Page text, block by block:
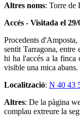
Altres noms: Torre de
Accés - Visitada el 29/
Procedents
sentit Tarragona,
hi ha l'accés a la finca
visible una mica abans.
Localització: N 40 43
Altres: De la pàgina
complau extreure la